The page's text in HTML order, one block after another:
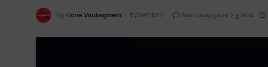
By I love Vouliagmeni 11/09/2022 Δεν υπάρχουν Σχόλια